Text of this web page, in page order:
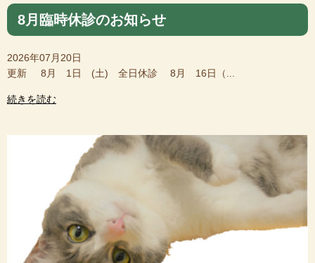
8月臨時休診のお知らせ
2026年07月20日
更新 8月 1日 (土) 全日休診 8月 16日（...
続きを読む